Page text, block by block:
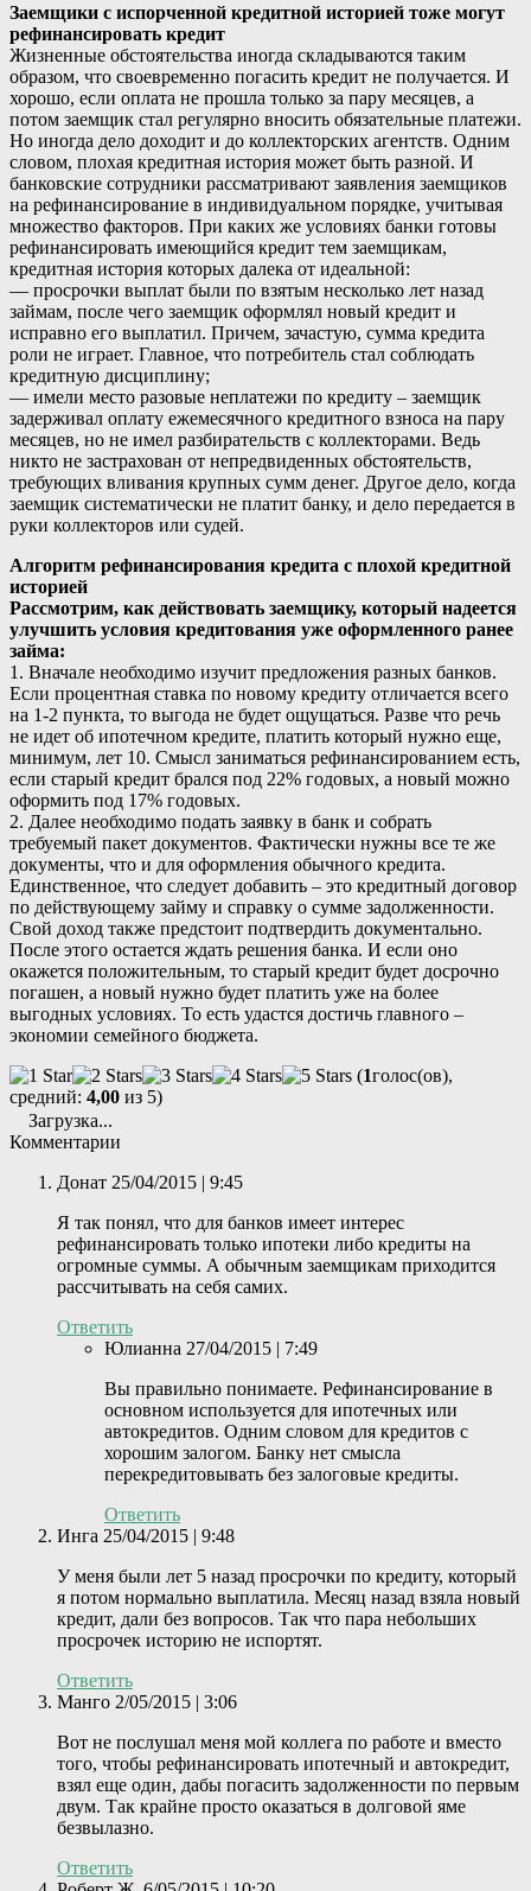
Заемщики с испорченной кредитной историей тоже могут
рефинансировать кредит
Жизненные обстоятельства иногда складываются таким
образом, что своевременно погасить кредит не получается. И
хорошо, если оплата не прошла только за пару месяцев, а
потом заемщик стал регулярно вносить обязательные платежи.
Но иногда дело доходит и до коллекторских агентств. Одним
словом, плохая кредитная история может быть разной. И
банковские сотрудники рассматривают заявления заемщиков
на рефинансирование в индивидуальном порядке, учитывая
множество факторов. При каких же условиях банки готовы
рефинансировать имеющийся кредит тем заемщикам,
кредитная история которых далека от идеальной:
— просрочки выплат были по взятым несколько лет назад
займам, после чего заемщик оформлял новый кредит и
исправно его выплатил. Причем, зачастую, сумма кредита
роли не играет. Главное, что потребитель стал соблюдать
кредитную дисциплину;
— имели место разовые неплатежи по кредиту – заемщик
задерживал оплату ежемесячного кредитного взноса на пару
месяцев, но не имел разбирательств с коллекторами. Ведь
никто не застрахован от непредвиденных обстоятельств,
требующих вливания крупных сумм денег. Другое дело, когда
заемщик систематически не платит банку, и дело передается в
руки коллекторов или судей.
Алгоритм рефинансирования кредита с плохой кредитной
историей
Рассмотрим, как действовать заемщику, который надеется
улучшить условия кредитования уже оформленного ранее
займа:
1. Вначале необходимо изучит предложения разных банков.
Если процентная ставка по новому кредиту отличается всего
на 1-2 пункта, то выгода не будет ощущаться. Разве что речь
не идет об ипотечном кредите, платить который нужно еще,
минимум, лет 10. Смысл заниматься рефинансированием есть,
если старый кредит брался под 22% годовых, а новый можно
оформить под 17% годовых.
2. Далее необходимо подать заявку в банк и собрать
требуемый пакет документов. Фактически нужны все те же
документы, что и для оформления обычного кредита.
Единственное, что следует добавить – это кредитный договор
по действующему займу и справку о сумме задолженности.
Свой доход также предстоит подтвердить документально.
После этого остается ждать решения банка. И если оно
окажется положительным, то старый кредит будет досрочно
погашен, а новый нужно будет платить уже на более
выгодных условиях. То есть удастся достичь главного –
экономии семейного бюджета.
(1голос(ов),
средний: 4,00 из 5)
Загрузка...
Комментарии
Донат 25/04/2015 | 9:45
Я так понял, что для банков имеет интерес
рефинансировать только ипотеки либо кредиты на
огромные суммы. А обычным заемщикам приходится
рассчитывать на себя самих.
Ответить
Юлианна 27/04/2015 | 7:49
Вы правильно понимаете. Рефинансирование в
основном используется для ипотечных или
автокредитов. Одним словом для кредитов с
хорошим залогом. Банку нет смысла
перекредитовывать без залоговые кредиты.
Ответить
Инга 25/04/2015 | 9:48
У меня были лет 5 назад просрочки по кредиту, который
я потом нормально выплатила. Месяц назад взяла новый
кредит, дали без вопросов. Так что пара небольших
просрочек историю не испортят.
Ответить
Манго 2/05/2015 | 3:06
Вот не послушал меня мой коллега по работе и вместо
того, чтобы рефинансировать ипотечный и автокредит,
взял еще один, дабы погасить задолженности по первым
двум. Так крайне просто оказаться в долговой яме
безвылазно.
Ответить